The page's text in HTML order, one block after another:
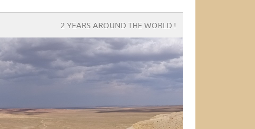
2 YEARS AROUND THE WORLD !